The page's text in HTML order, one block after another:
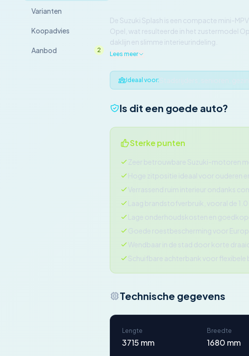
Varianten
Koopadvies
Aanbod 2
De Suzuki Splash is een compacte mini-
Opel, wat resulteerde in het zustermodel
daklijn en slimme interieurindeling.
Lees meer
Ideaal voor:
Is dit een goede auto?
Sterke punten
Zeer betrouwbare Suzuki-motoren
Hoge zitpositie ideaal voor ouderen
Verrassend ruim interieur ondanks
Laag brandstofverbruik, vooral de 1.0
Lage onderhoudskosten en
Goede roestbescherming voor
Wendbaar in de stad door korte
Schuifbare achterbank voor flexibele
Technische gegevens
Lengte
3715 mm
Breedte
1680 mm